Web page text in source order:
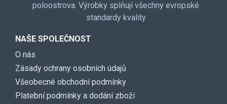
poloostrova. Výrobky splňují všechny evropské
standardy kvality
NAŠE SPOLEČNOST
O nás
Zásady ochrany osobních údajů
Všeobecné obchodní podmínky
Platební podmínky a dodání zboží